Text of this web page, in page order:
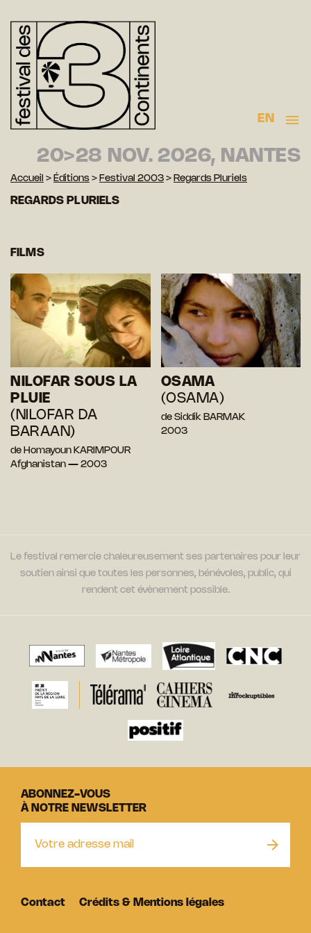
EN
20>28 NOV. 2026, NANTES
Accueil > Éditions > Festival 2003 > Regards Pluriels
REGARDS PLURIELS
FILMS
NILOFAR SOUS LA
PLUIE
(NILOFAR DA
BARAAN)
de Homayoun KARIMPOUR
Afghanistan — 2003
OSAMA
(OSAMA)
de Siddik BARMAK
2003
Le festival remercie chaleureusement ses partenaires pour leur
soutien ainsi que toutes les personnes, bénévoles, public, qui
rendent cet évènement possible.
ABONNEZ-VOUS
À NOTRE NEWSLETTER
Contact Crédits & Mentions légales